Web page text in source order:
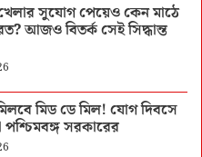
খেলার সুযোগ পেয়েও কেন মাঠে
আজও বিতর্ক সেই সিদ্ধান্ত
মিড ডে মিল! যোগ দিবসে
সরকারের